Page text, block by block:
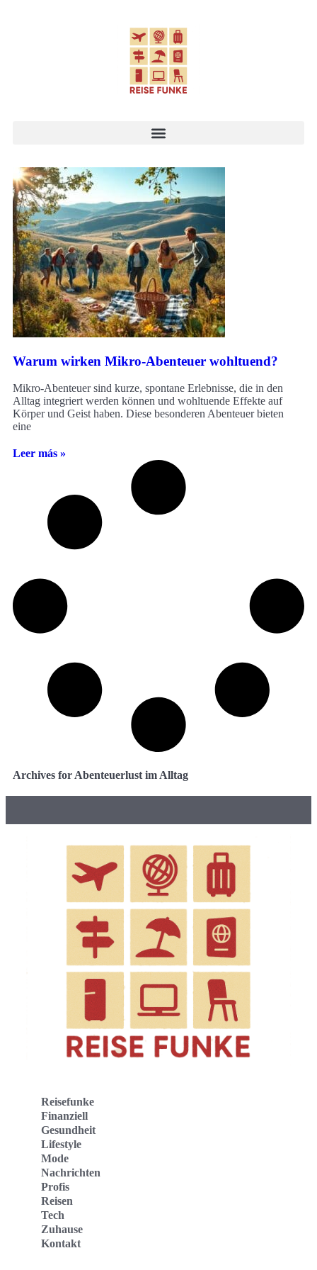
Warum wirken Mikro-Abenteuer wohltuend?
Mikro-Abenteuer sind kurze, spontane Erlebnisse, die in den
Alltag integriert werden können und wohltuende Effekte auf
Körper und Geist haben. Diese besonderen Abenteuer bieten
eine
Leer más »
Archives for Abenteuerlust im Alltag
Reisefunke
Finanziell
Gesundheit
Lifestyle
Mode
Nachrichten
Profis
Reisen
Tech
Zuhause
Kontakt